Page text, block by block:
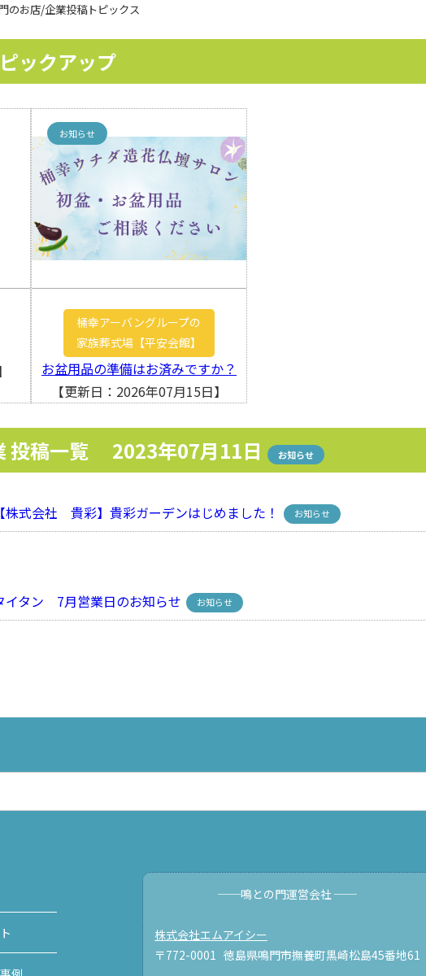
のお店/企業投稿トピックス
ックアップ
お知らせ
桶幸アーバングループの
家族葬式場【平安会館】
お盆用品の準備はお済みですか？
【更新日：2026年07月15日】
投稿一覧 2023年07月11日 お知らせ
式会社 貴彩】貴彩ガーデンはじめました！ お知らせ
タン 7月営業日のお知らせ お知らせ
──鳴との門運営会社 ──
株式会社エムアイシー
〒772-0001 徳島県鳴門市撫養町黒崎松島45番地61